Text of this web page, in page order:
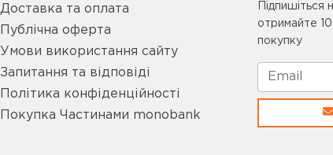
Доставка та оплата
Публічна оферта
Умови використання сайту
Запитання та відповіді
Політика конфіденційності
Покупка Частинами monobank
отримайте
покупку